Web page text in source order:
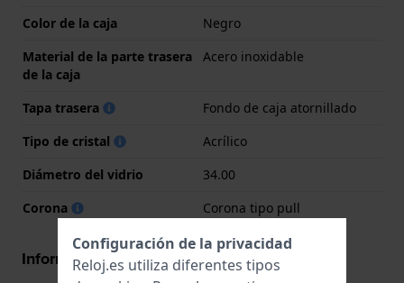
Color de la caja
Negro
Material de la parte trasera
de la caja
Acero inoxidable
Tapa trasera
Fondo de caja atornillado
Tipo de cristal
Acrílico
Diámetro del vidrio
34.00
Corona
Corona tipo pull
Información del movimiento
Configuración de la privacidad
Reloj.es utiliza diferentes tipos